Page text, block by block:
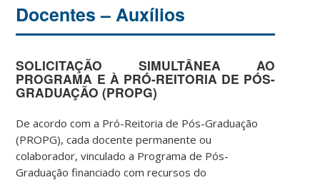
Docentes – Auxílios
SOLICITAÇÃO SIMULTÂNEA AO
PROGRAMA E À PRÓ-REITORIA DE PÓS-
GRADUAÇÃO (PROPG)
De acordo com a Pró-Reitoria de Pós-Graduação
(PROPG), cada docente permanente ou
colaborador, vinculado a Programa de Pós-
Graduação financiado com recursos do